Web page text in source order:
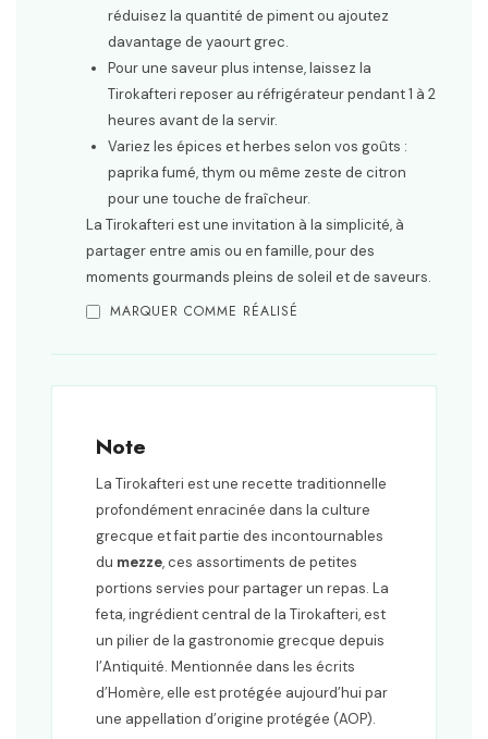
réduisez la quantité de piment ou ajoutez
davantage de yaourt grec.
Pour une saveur plus intense, laissez la
Tirokafteri reposer au réfrigérateur pendant 1 à 2
heures avant de la servir.
Variez les épices et herbes selon vos goûts :
paprika fumé, thym ou même zeste de citron
pour une touche de fraîcheur.
La Tirokafteri est une invitation à la simplicité, à
partager entre amis ou en famille, pour des
moments gourmands pleins de soleil et de saveurs.
MARQUER COMME RÉALISÉ
Note
La Tirokafteri est une recette traditionnelle
profondément enracinée dans la culture
grecque et fait partie des incontournables
du mezze, ces assortiments de petites
portions servies pour partager un repas. La
feta, ingrédient central de la Tirokafteri, est
un pilier de la gastronomie grecque depuis
l’Antiquité. Mentionnée dans les écrits
d’Homère, elle est protégée aujourd’hui par
une appellation d’origine protégée (AOP).